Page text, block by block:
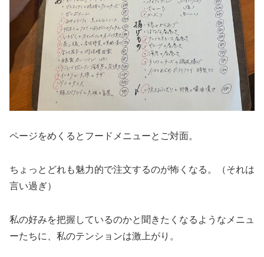
ページをめくるとフードメニューとご対面。
ちょっとどれも魅力的で注文するのが怖くなる。（それは
言い過ぎ）
私の好みを把握しているのかと聞きたくなるようなメニュ
ーたちに、私のテンションは激上がり。